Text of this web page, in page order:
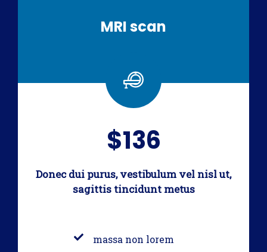
MRI scan
$136
Donec dui purus, vestibulum vel nisl ut,
sagittis tincidunt metus
massa non lorem